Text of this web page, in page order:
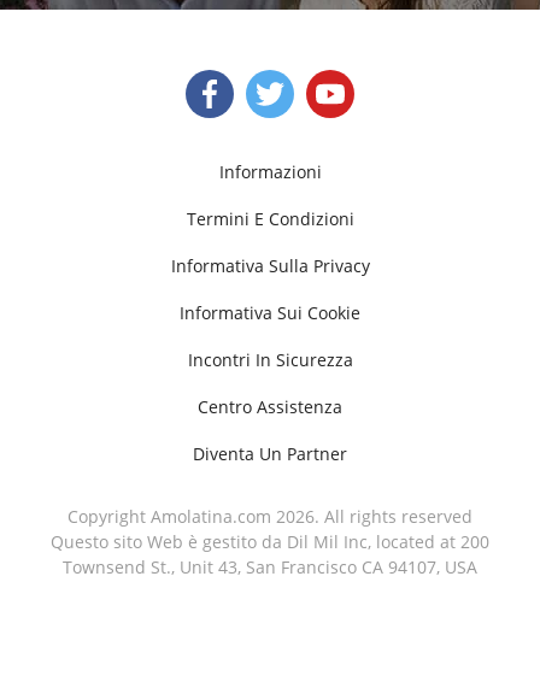
Informazioni
Termini E Condizioni
Informativa Sulla Privacy
Informativa Sui Cookie
Incontri In Sicurezza
Centro Assistenza
Diventa Un Partner
Copyright Amolatina.com 2026. All rights reserved
Questo sito Web è gestito da Dil Mil Inc, located at 200
Townsend St., Unit 43, San Francisco CA 94107, USA